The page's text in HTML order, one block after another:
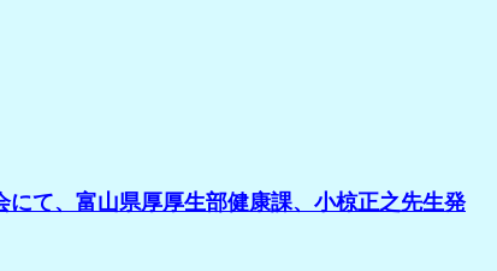
て、富山県厚厚生部健康課、小椋正之先生発